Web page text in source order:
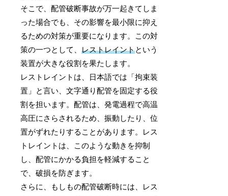
そこで、配管破断事故が万一起きてしま
った場合でも、その影響を最小限に抑え
るための対策が重要になります。この対
策の一つとして、レストレイントという
装置が大きな役割を果たします。
レストレイントは、日本語では「拘束装
置」と言い、文字通り配管を固定する役
割を担います。配管は、発電過程で高温
高圧にさらされるため、振動したり、位
置がずれたりすることがあります。レス
トレイントは、このような動きを抑制
し、配管にかかる負担を軽減すること
で、破損を防ぎます。
さらに、もしもの配管破断時には、レス